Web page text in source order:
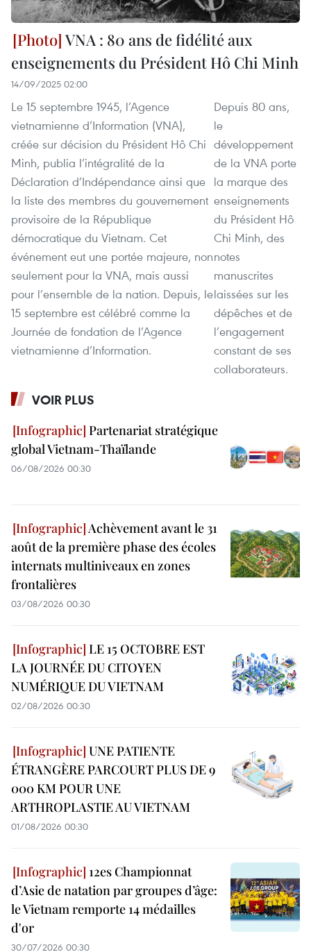
VNA : 80 ans de fidélité aux
enseignements du Président Hô Chi Minh
14/09/2025 02:00
Le 15 septembre 1945, l’Agence
vietnamienne d’Information (VNA),
créée sur décision du Président Hô Chi
Minh, publia l’intégralité de la
Déclaration d’Indépendance ainsi que
la liste des membres du gouvernement
provisoire de la République
démocratique du Vietnam. Cet
événement eut une portée majeure, non
seulement pour la VNA, mais aussi
pour l’ensemble de la nation. Depuis, le
15 septembre est célébré comme la
Journée de fondation de l’Agence
vietnamienne d’Information.
Depuis 80 ans,
le
développement
de la VNA porte
la marque des
enseignements
du Président Hô
Chi Minh, des
notes
manuscrites
laissées sur les
dépêches et de
l’engagement
constant de ses
collaborateurs.
VOIR PLUS
Partenariat stratégique
global Vietnam-Thaïlande
06/08/2026 00:30
Achèvement avant le 31
août de la première phase des écoles
internats multiniveaux en zones
frontalières
03/08/2026 00:30
LE 15 OCTOBRE EST
LA JOURNÉE DU CITOYEN
NUMÉRIQUE DU VIETNAM
02/08/2026 00:30
UNE PATIENTE
ÉTRANGÈRE PARCOURT PLUS DE 9
000 KM POUR UNE
ARTHROPLASTIE AU VIETNAM
01/08/2026 00:30
12es Championnat
d’Asie de natation par groupes d’âge:
le Vietnam remporte 14 médailles
d'or
30/07/2026 00:30